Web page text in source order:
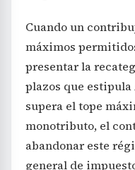
Cuando un
máximos
presentar la
plazos que estipula
supera el tope
monotributo, el
abandonar este
general de